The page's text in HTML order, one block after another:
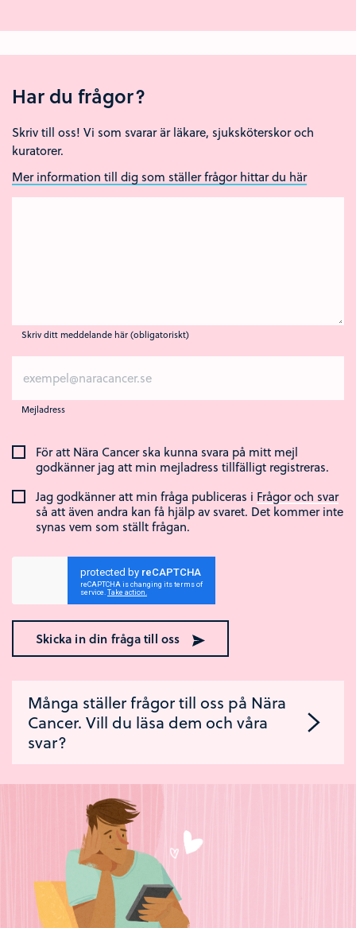
Har du frågor?
Skriv till oss! Vi som svarar är läkare, sjuksköterskor och
kuratorer.
Mer information till dig som ställer frågor hittar du här
Skriv ditt meddelande här (obligatoriskt)
Mejladress
För att Nära Cancer ska kunna svara på mitt mejl
godkänner jag att min mejladress tillfälligt registreras.
Jag godkänner att min fråga publiceras i Frågor och svar
så att även andra kan få hjälp av svaret. Det kommer inte
synas vem som ställt frågan.
Skicka in din fråga till oss
Många ställer frågor till oss på Nära
Cancer. Vill du läsa dem och våra
svar?